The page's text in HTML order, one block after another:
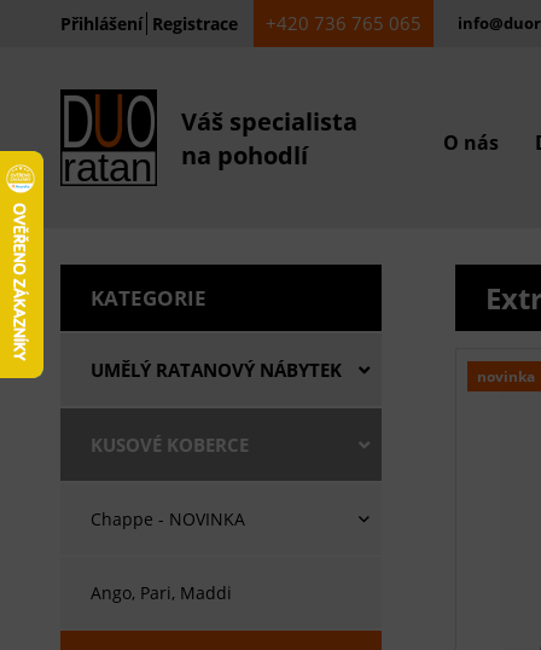
Přihlášení Registrace +420 736 765 065
Váš specialista
na pohodlí
O nás
KATEGORIE
UMĚLÝ RATANOVÝ NÁBYTEK
KUSOVÉ KOBERCE
Chappe - NOVINKA
Ango, Pari, Maddi
novinka